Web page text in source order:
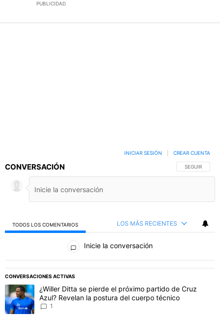
PUBLICIDAD
CONVERSACIÓN SIGA ESTA
SEGUIR
INICIAR SESIÓN CREAR CUENTA
TODOS LOS COMENTARIOS LOS MÁS RECIENTES
Todos los comentarios
Inicie la conversación